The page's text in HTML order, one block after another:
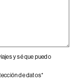
y sé que puedo
de datos*